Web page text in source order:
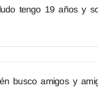
tengo 19 años y
busco amigos y